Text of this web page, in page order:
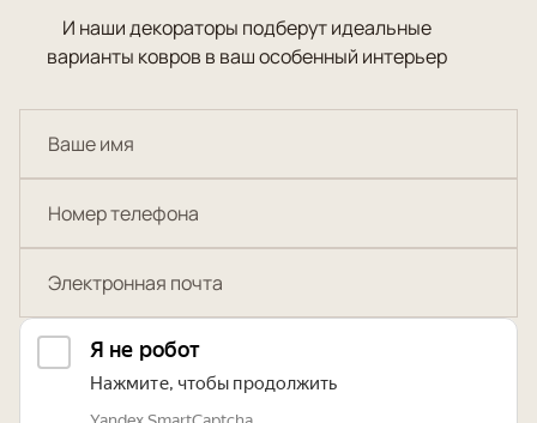
И наши декораторы подберут идеальные
варианты ковров в ваш особенный интерьер